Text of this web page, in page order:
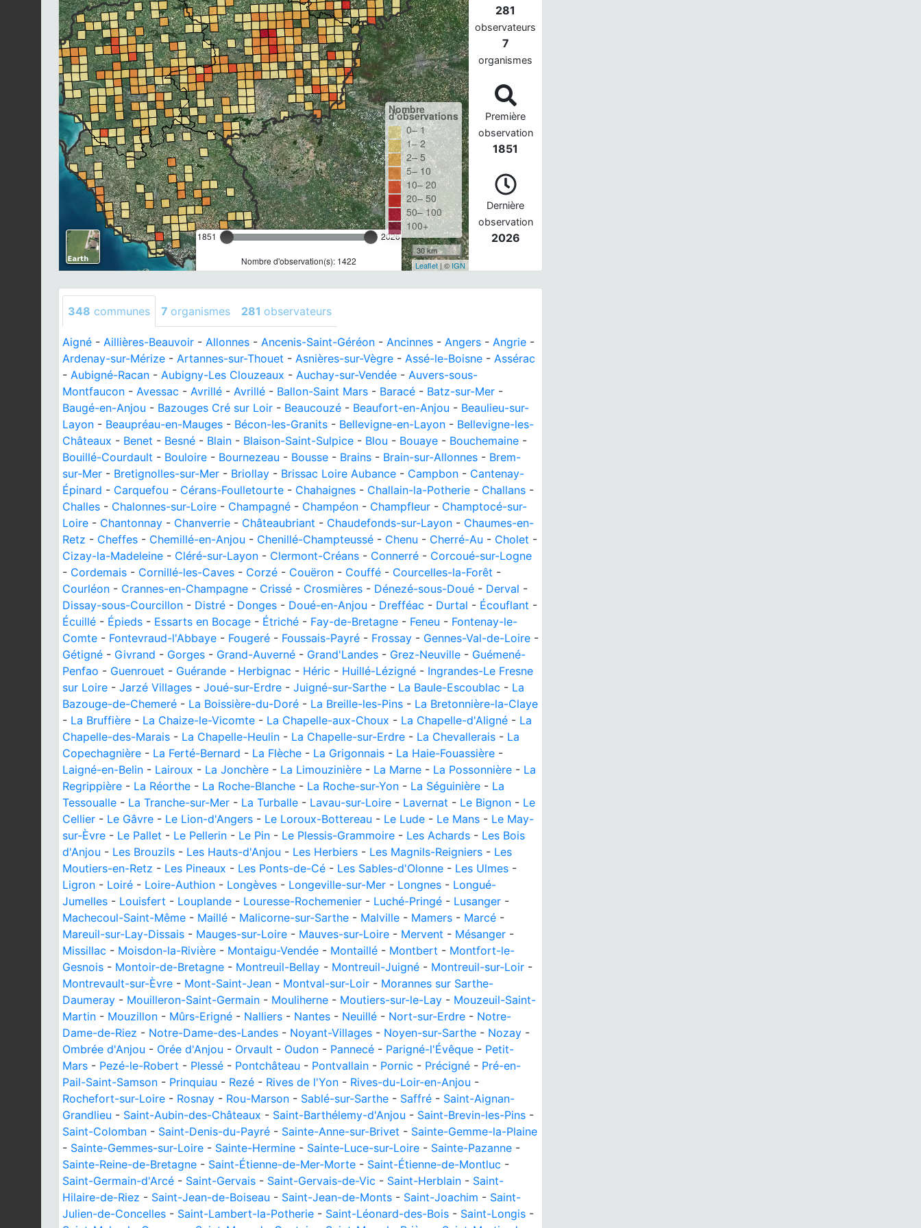
1851 2026
Nombre d'observation(s): 1422
Nombre
d'observations
0– 1
1– 2
2– 5
5– 10
10– 20
20– 50
50– 100
100+
30 km
Leaflet| © IGN
281
observateurs
7
organismes
Première
observation
1851
Dernière
observation
2026
348 communes 7 organismes 281 observateurs
Aigné - Aillières-Beauvoir - Allonnes - Ancenis-Saint-Géréon - Ancinnes - Angers - Angrie -
Ardenay-sur-Mérize - Artannes-sur-Thouet - Asnières-sur-Vègre - Assé-le-Boisne - Assérac
- Aubigné-Racan - Aubigny-Les Clouzeaux - Auchay-sur-Vendée - Auvers-sous-
Montfaucon - Avessac - Avrillé - Avrillé - Ballon-Saint Mars - Baracé - Batz-sur-Mer -
Baugé-en-Anjou - Bazouges Cré sur Loir - Beaucouzé - Beaufort-en-Anjou - Beaulieu-sur-
Layon - Beaupréau-en-Mauges - Bécon-les-Granits - Bellevigne-en-Layon - Bellevigne-les-
Châteaux - Benet - Besné - Blain - Blaison-Saint-Sulpice - Blou - Bouaye - Bouchemaine -
Bouillé-Courdault - Bouloire - Bournezeau - Bousse - Brains - Brain-sur-Allonnes - Brem-
sur-Mer - Bretignolles-sur-Mer - Briollay - Brissac Loire Aubance - Campbon - Cantenay-
Épinard - Carquefou - Cérans-Foulletourte - Chahaignes - Challain-la-Potherie - Challans -
Challes - Chalonnes-sur-Loire - Champagné - Champéon - Champfleur - Champtocé-sur-
Loire - Chantonnay - Chanverrie - Châteaubriant - Chaudefonds-sur-Layon - Chaumes-en-
Retz - Cheffes - Chemillé-en-Anjou - Chenillé-Champteussé - Chenu - Cherré-Au - Cholet -
Cizay-la-Madeleine - Cléré-sur-Layon - Clermont-Créans - Connerré - Corcoué-sur-Logne
- Cordemais - Cornillé-les-Caves - Corzé - Couëron - Couffé - Courcelles-la-Forêt -
Courléon - Crannes-en-Champagne - Crissé - Crosmières - Dénezé-sous-Doué - Derval -
Dissay-sous-Courcillon - Distré - Donges - Doué-en-Anjou - Drefféac - Durtal - Écouflant -
Écuillé - Épieds - Essarts en Bocage - Étriché - Fay-de-Bretagne - Feneu - Fontenay-le-
Comte - Fontevraud-l'Abbaye - Fougeré - Foussais-Payré - Frossay - Gennes-Val-de-Loire -
Gétigné - Givrand - Gorges - Grand-Auverné - Grand'Landes - Grez-Neuville - Guémené-
Penfao - Guenrouet - Guérande - Herbignac - Héric - Huillé-Lézigné - Ingrandes-Le Fresne
sur Loire - Jarzé Villages - Joué-sur-Erdre - Juigné-sur-Sarthe - La Baule-Escoublac - La
Bazouge-de-Chemeré - La Boissière-du-Doré - La Breille-les-Pins - La Bretonnière-la-Claye
- La Bruffière - La Chaize-le-Vicomte - La Chapelle-aux-Choux - La Chapelle-d'Aligné - La
Chapelle-des-Marais - La Chapelle-Heulin - La Chapelle-sur-Erdre - La Chevallerais - La
Copechagnière - La Ferté-Bernard - La Flèche - La Grigonnais - La Haie-Fouassière -
Laigné-en-Belin - Lairoux - La Jonchère - La Limouzinière - La Marne - La Possonnière - La
Regrippière - La Réorthe - La Roche-Blanche - La Roche-sur-Yon - La Séguinière - La
Tessoualle - La Tranche-sur-Mer - La Turballe - Lavau-sur-Loire - Lavernat - Le Bignon - Le
Cellier - Le Gâvre - Le Lion-d'Angers - Le Loroux-Bottereau - Le Lude - Le Mans - Le May-
sur-Èvre - Le Pallet - Le Pellerin - Le Pin - Le Plessis-Grammoire - Les Achards - Les Bois
d'Anjou - Les Brouzils - Les Hauts-d'Anjou - Les Herbiers - Les Magnils-Reigniers - Les
Moutiers-en-Retz - Les Pineaux - Les Ponts-de-Cé - Les Sables-d'Olonne - Les Ulmes -
Ligron - Loiré - Loire-Authion - Longèves - Longeville-sur-Mer - Longnes - Longué-
Jumelles - Louisfert - Louplande - Louresse-Rochemenier - Luché-Pringé - Lusanger -
Machecoul-Saint-Même - Maillé - Malicorne-sur-Sarthe - Malville - Mamers - Marcé -
Mareuil-sur-Lay-Dissais - Mauges-sur-Loire - Mauves-sur-Loire - Mervent - Mésanger -
Missillac - Moisdon-la-Rivière - Montaigu-Vendée - Montaillé - Montbert - Montfort-le-
Gesnois - Montoir-de-Bretagne - Montreuil-Bellay - Montreuil-Juigné - Montreuil-sur-Loir -
Montrevault-sur-Èvre - Mont-Saint-Jean - Montval-sur-Loir - Morannes sur Sarthe-
Daumeray - Mouilleron-Saint-Germain - Mouliherne - Moutiers-sur-le-Lay - Mouzeuil-Saint-
Martin - Mouzillon - Mûrs-Erigné - Nalliers - Nantes - Neuillé - Nort-sur-Erdre - Notre-
Dame-de-Riez - Notre-Dame-des-Landes - Noyant-Villages - Noyen-sur-Sarthe - Nozay -
Ombrée d'Anjou - Orée d'Anjou - Orvault - Oudon - Pannecé - Parigné-l'Évêque - Petit-
Mars - Pezé-le-Robert - Plessé - Pontchâteau - Pontvallain - Pornic - Précigné - Pré-en-
Pail-Saint-Samson - Prinquiau - Rezé - Rives de l'Yon - Rives-du-Loir-en-Anjou -
Rochefort-sur-Loire - Rosnay - Rou-Marson - Sablé-sur-Sarthe - Saffré - Saint-Aignan-
Grandlieu - Saint-Aubin-des-Châteaux - Saint-Barthélemy-d'Anjou - Saint-Brevin-les-Pins -
Saint-Colomban - Saint-Denis-du-Payré - Sainte-Anne-sur-Brivet - Sainte-Gemme-la-Plaine
- Sainte-Gemmes-sur-Loire - Sainte-Hermine - Sainte-Luce-sur-Loire - Sainte-Pazanne -
Sainte-Reine-de-Bretagne - Saint-Étienne-de-Mer-Morte - Saint-Étienne-de-Montluc -
Saint-Germain-d'Arcé - Saint-Gervais - Saint-Gervais-de-Vic - Saint-Herblain - Saint-
Hilaire-de-Riez - Saint-Jean-de-Boiseau - Saint-Jean-de-Monts - Saint-Joachim - Saint-
Julien-de-Concelles - Saint-Lambert-la-Potherie - Saint-Léonard-des-Bois - Saint-Longis -